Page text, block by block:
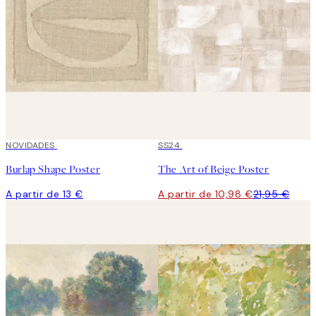
NOVIDADES
Burlap Shape Poster
A partir de 13 €
50%*
SS24
The Art of Beige Poster
A partir de 10,98 €21,95 €